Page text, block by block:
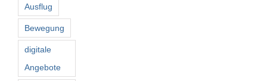
Ausflug
Bewegung
digitale
Angebote